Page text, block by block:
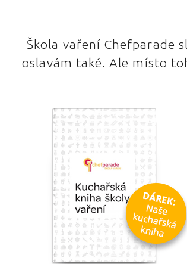
Škola vaření Chefparade
oslavám také. Ale místo